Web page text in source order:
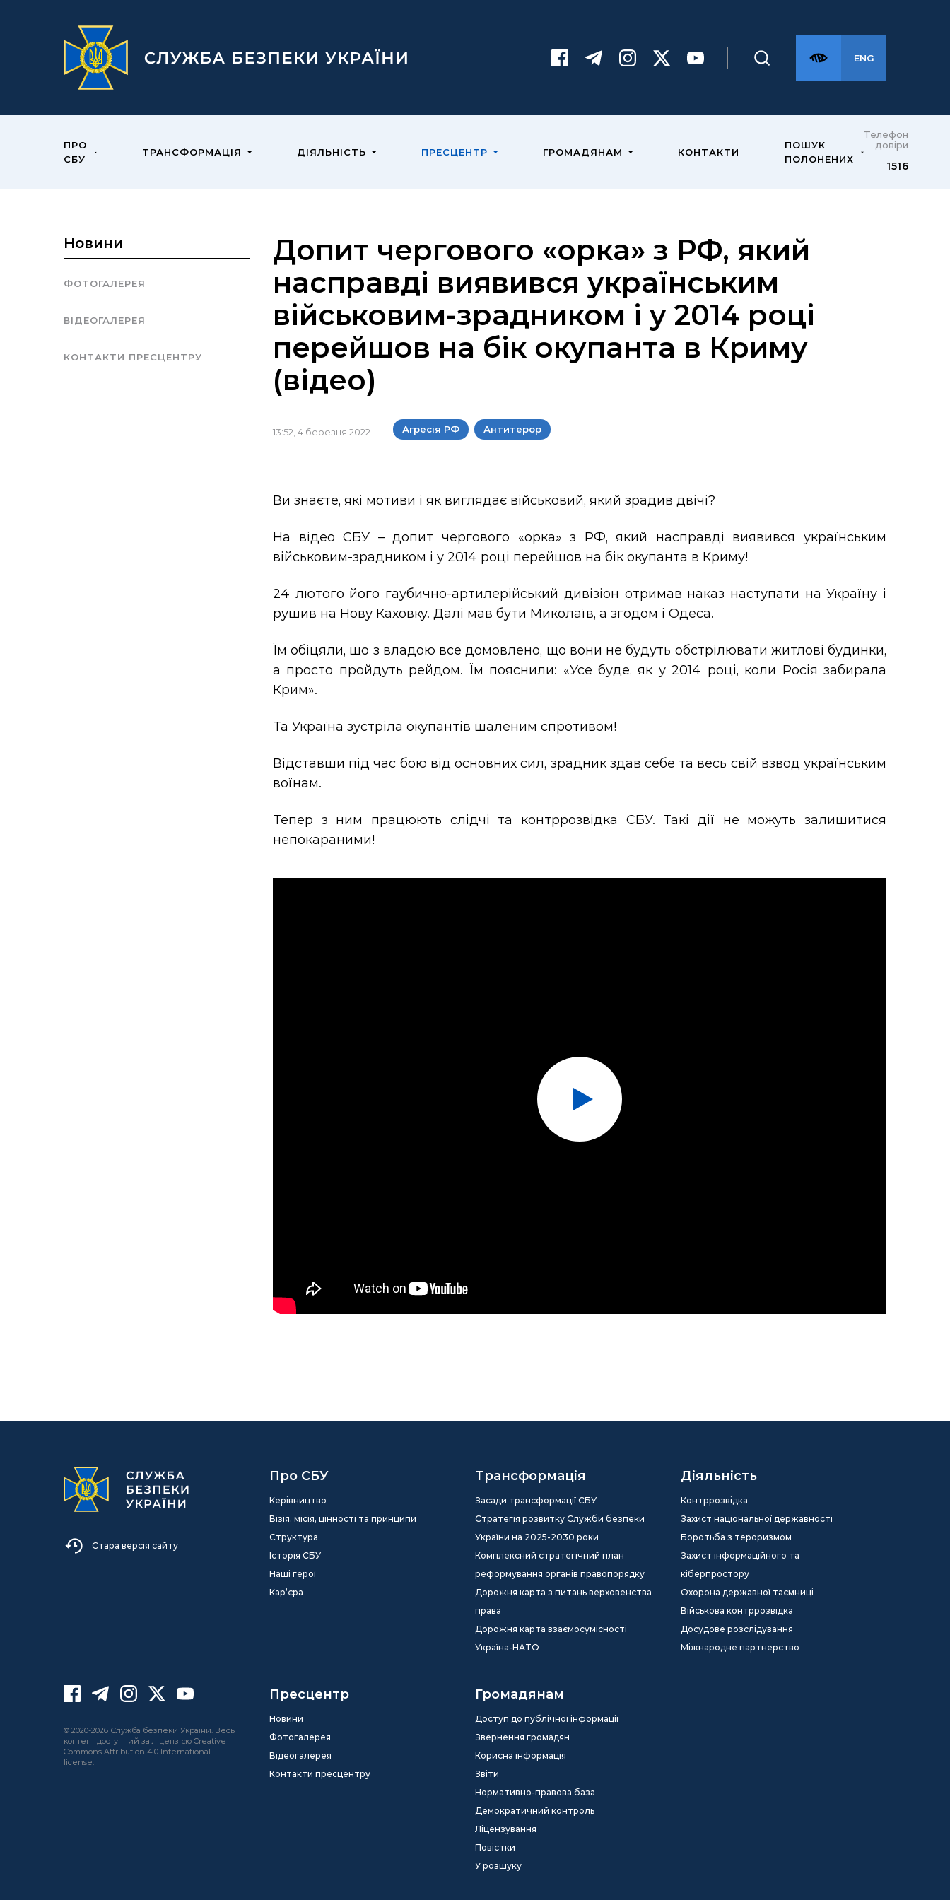
ENG
ПРО
СБУ
ТРАНСФОРМАЦІЯ ДІЯЛЬНІСТЬ ПРЕСЦЕНТР ГРОМАДЯНАМ КОНТАКТИ
ПОШУК
ПОЛОНЕНИХ
Телефон
довіри
1516
Новини
ФОТОГАЛЕРЕЯ
ВІДЕОГАЛЕРЕЯ
КОНТАКТИ ПРЕСЦЕНТРУ
Допит чергового «орка» з РФ, який
насправді виявився українським
військовим-зрадником і у 2014 році
перейшов на бік окупанта в Криму
(відео)
13:52, 4 березня 2022 Агресія РФ Антитерор
Ви знаєте, які мотиви і як виглядає військовий, який зрадив двічі?
На відео СБУ – допит чергового «орка» з РФ, який насправді виявився українським
військовим-зрадником і у 2014 році перейшов на бік окупанта в Криму!
24 лютого його гаубично-артилерійський дивізіон отримав наказ наступати на Україну і
рушив на Нову Каховку. Далі мав бути Миколаїв, а згодом і Одеса.
Їм обіцяли, що з владою все домовлено, що вони не будуть обстрілювати житлові будинки,
а просто пройдуть рейдом. Їм пояснили: «Усе буде, як у 2014 році, коли Росія забирала
Крим».
Та Україна зустріла окупантів шаленим спротивом!
Відставши під час бою від основних сил, зрадник здав себе та весь свій взвод українським
воїнам.
Тепер з ним працюють слідчі та контррозвідка СБУ. Такі дії не можуть залишитися
непокараними!
Стара версія сайту
Про СБУ
Керівництво
Візія, місія, цінності та принципи
Структура
Історія СБУ
Наші герої
Кар’єра
Трансформація
Засади трансформації СБУ
Стратегія розвитку Служби безпеки
України на 2025-2030 роки
Комплексний стратегічний план
реформування органів правопорядку
Дорожня карта з питань верховенства
права
Дорожня карта взаємосумісності
Україна-НАТО
Діяльність
Контррозвідка
Захист національної державності
Боротьба з тероризмом
Захист інформаційного та
кіберпростору
Охорона державної таємниці
Військова контррозвідка
Досудове розслідування
Міжнародне партнерство
Пресцентр
Новини
Фотогалерея
Відеогалерея
Контакти пресцентру
Громадянам
Доступ до публічної інформації
Звернення громадян
Корисна інформація
Звіти
Нормативно-правова база
Демократичний контроль
Ліцензування
Повістки
У розшуку
© 2020-2026 Служба безпеки України. Весь
контент доступний за ліцензією Creative
Commons Attribution 4.0 International
license.